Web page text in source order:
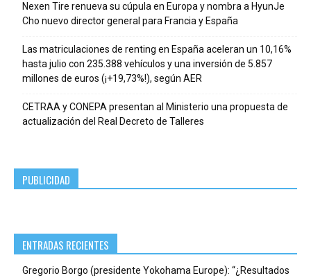
Nexen Tire renueva su cúpula en Europa y nombra a HyunJe
Cho nuevo director general para Francia y España
Las matriculaciones de renting en España aceleran un 10,16%
hasta julio con 235.388 vehículos y una inversión de 5.857
millones de euros (¡+19,73%!), según AER
CETRAA y CONEPA presentan al Ministerio una propuesta de
actualización del Real Decreto de Talleres
PUBLICIDAD
ENTRADAS RECIENTES
Gregorio Borgo (presidente Yokohama Europe): “¿Resultados